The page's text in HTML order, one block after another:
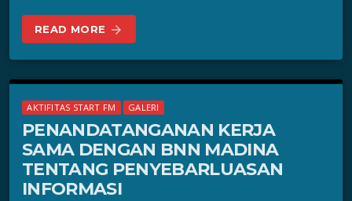
READ MORE arrow_forward
AKTIFITAS START FM GALERI
PENANDATANGANAN KERJA
SAMA DENGAN BNN MADINA
TENTANG PENYEBARLUASAN
INFORMASI